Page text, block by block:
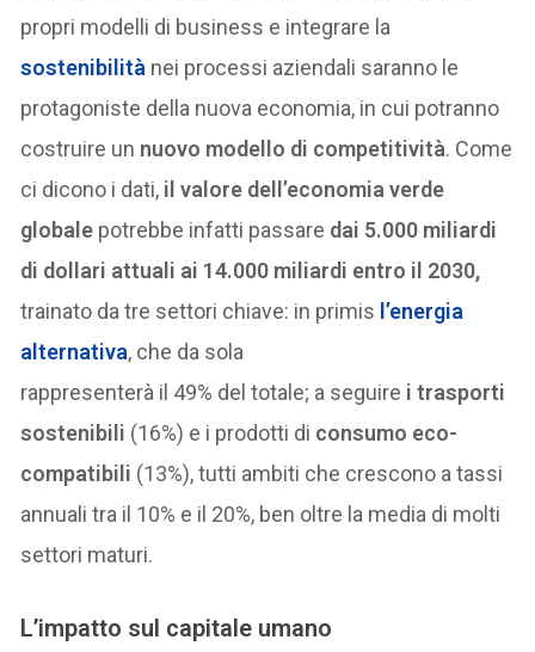
propri modelli di business e integrare la
sostenibilità nei processi aziendali saranno le
protagoniste della nuova economia, in cui potranno
costruire un nuovo modello di competitività. Come
ci dicono i dati, il valore dell’economia verde
globale potrebbe infatti passare dai 5.000 miliardi
di dollari attuali ai 14.000 miliardi entro il 2030,
trainato da tre settori chiave: in primis l’energia
alternativa, che da sola
rappresenterà il 49% del totale; a seguire i trasporti
sostenibili (16%) e i prodotti di consumo eco-
compatibili (13%), tutti ambiti che crescono a tassi
annuali tra il 10% e il 20%, ben oltre la media di molti
settori maturi.
L’impatto sul capitale umano